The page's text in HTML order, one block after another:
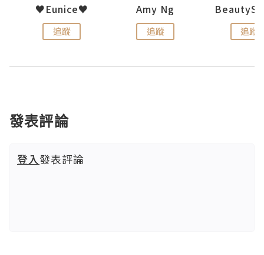
♥Eunice♥
追蹤
Amy Ng
追蹤 追蹤
發表評論
登入發表評論